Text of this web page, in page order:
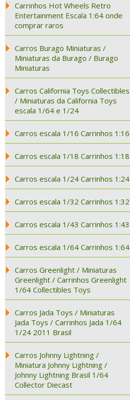
Carrinhos Hot Wheels Retro
Entertainment Escala 1:64 onde
comprar raros
Carros Burago Miniaturas /
Miniaturas da Burago / Burago
Miniaturas
Carros California Toys Collectibles
/ Miniaturas da California Toys
escala 1/64 e 1/24
Carros escala 1/16 Carrinhos 1:16
Carros escala 1/18 Carrinhos 1:18
Carros escala 1/24 Carrinhos 1:24
Carros escala 1/32 Carrinhos 1:32
Carros escala 1/43 Carrinhos 1:43
Carros escala 1/64 Carrinhos 1:64
Carros Greenlight / Miniaturas
Greenlight / Carrinhos Greenlight
1/64 Collectibles Toys
Carros Jada Toys / Miniaturas
Jada Toys / Carrinhos Jada 1/64
1/24 2011 Brasil
Carros Johnny Lightning /
Miniatura Johnny Lightning /
Johnny Lightning Brasil 1/64
Collector Diecast